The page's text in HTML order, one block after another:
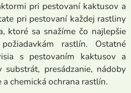
pri pestovaní kaktusov a
pri pestovaní každej rastliny
ktoré sa snažíme čo najlepšie
rastlín. Ostatné
s pestovaním kaktusov a
presádzanie, nádoby
chemická ochrana rastlín.